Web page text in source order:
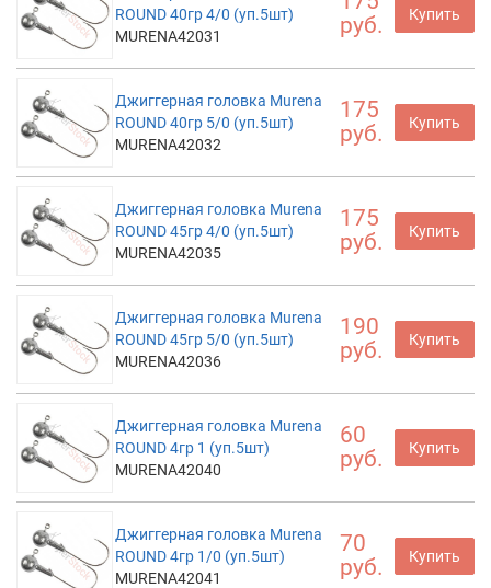
ROUND 40гр 4/0 (уп.5шт)
MURENA42031
руб.
Купить
Джиггерная головка Murena
ROUND 40гр 5/0 (уп.5шт)
MURENA42032
175
руб.
Купить
Джиггерная головка Murena
ROUND 45гр 4/0 (уп.5шт)
MURENA42035
175
руб.
Купить
Джиггерная головка Murena
ROUND 45гр 5/0 (уп.5шт)
MURENA42036
190
руб.
Купить
Джиггерная головка Murena
ROUND 4гр 1 (уп.5шт)
MURENA42040
60
руб.
Купить
Джиггерная головка Murena
ROUND 4гр 1/0 (уп.5шт)
MURENA42041
70
руб.
Купить